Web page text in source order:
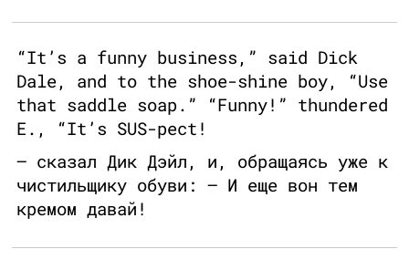
“It’s a funny business,” said Dick
Dale, and to the shoe-shine boy, “Use
that saddle soap.” “Funny!” thundered
E., “It’s SUS-pect!
— сказал Дик Дэйл, и, обращаясь уже к
чистильщику обуви: — И еще вон тем
кремом давай!